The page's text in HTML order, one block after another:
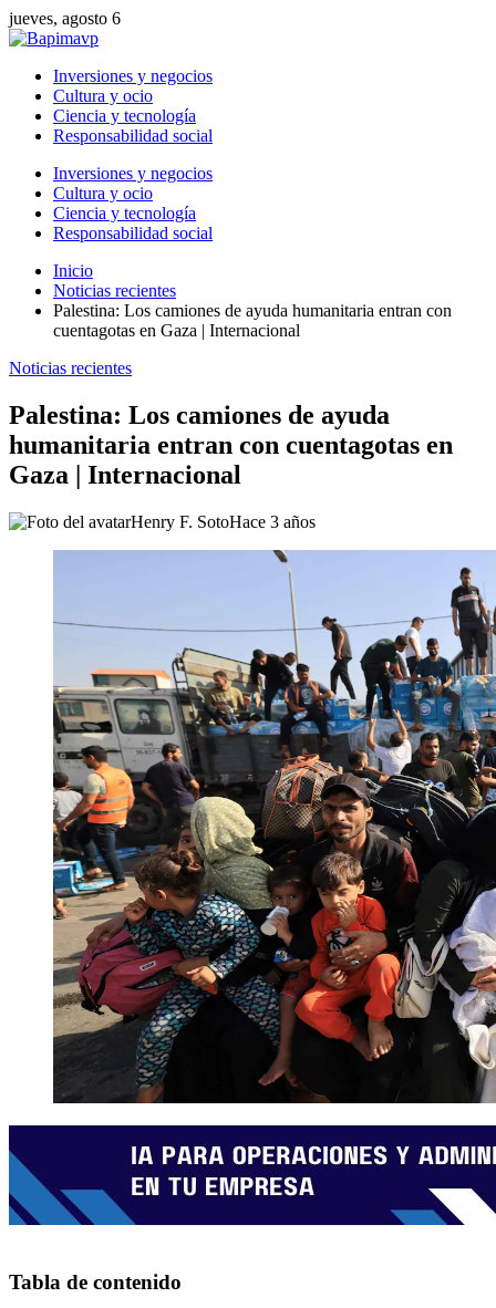
jueves, agosto 6
Inversiones y negocios
Cultura y ocio
Ciencia y tecnología
Responsabilidad social
Inversiones y negocios
Cultura y ocio
Ciencia y tecnología
Responsabilidad social
Inicio
Noticias recientes
Palestina: Los camiones de ayuda humanitaria entran con
cuentagotas en Gaza | Internacional
Noticias recientes
Palestina: Los camiones de ayuda
humanitaria entran con cuentagotas en
Gaza | Internacional
Henry F. SotoHace 3 años
Tabla de contenido